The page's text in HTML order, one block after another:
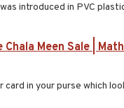
introduced in PVC
Chala Meen Sale |
card in your purse which